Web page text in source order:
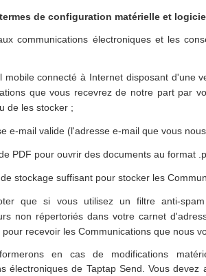
de configuration matérielle et
communications électroniques et les
mobile connecté à Internet disposant d'une
que vous recevrez de notre part par
de les stocker ;
e-mail valide (l'adresse e-mail que vous
PDF pour ouvrir des documents au format
stockage suffisant pour stocker les
que si vous utilisez un filtre anti-
non répertoriés dans votre carnet
recevoir les Communications que nous
en cas de modifications
électroniques de Taptap Send. Vous